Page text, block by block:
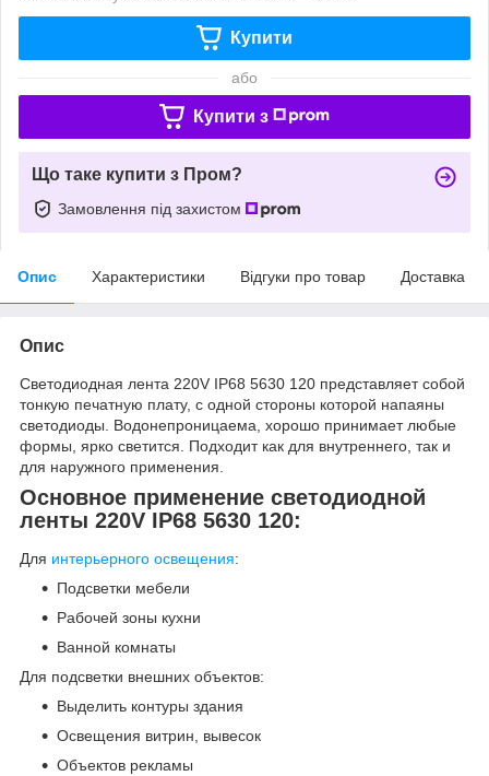
Купити
або
Купити з
Що таке купити з Пром?
Замовлення під захистом
Опис Характеристики Відгуки про товар Доставка
Опис
Светодиодная лента 220V IP68 5630 120 представляет собой
тонкую печатную плату, с одной стороны которой напаяны
светодиоды. Водонепроницаема, хорошо принимает любые
формы, ярко светится. Подходит как для внутреннего, так и
для наружного применения.
Основное применение светодиодной
ленты 220V IP68 5630 120:
Для интерьерного освещения:
Подсветки мебели
Рабочей зоны кухни
Ванной комнаты
Для подсветки внешних объектов:
Выделить контуры здания
Освещения витрин, вывесок
Объектов рекламы